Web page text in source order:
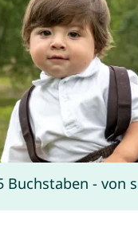
Buchstaben - von